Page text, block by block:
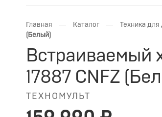
Главная — Каталог — Техника
(Белый)
Встраиваемый
17887 CNFZ
ТЕХНОМУЛЬТ